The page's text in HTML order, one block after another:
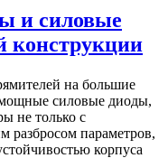
и силовые
конструкции
на большие
силовые диоды,
не только с
разбросом параметров,
корпуса